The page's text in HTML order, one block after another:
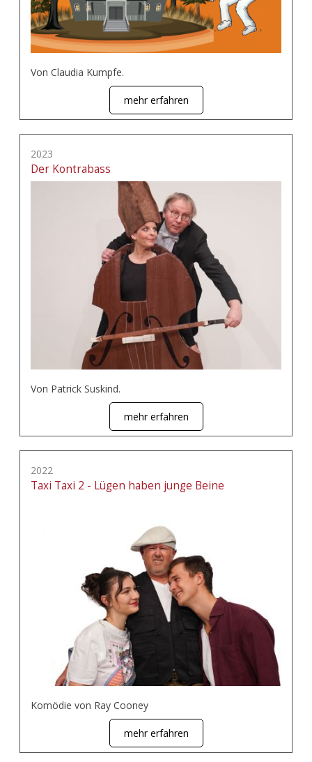
Von Claudia Kumpfe.
mehr erfahren
2023
Der Kontrabass
Von Patrick Suskind.
mehr erfahren
2022
Taxi Taxi 2 - Lügen haben junge Beine
Komödie von Ray Cooney
mehr erfahren